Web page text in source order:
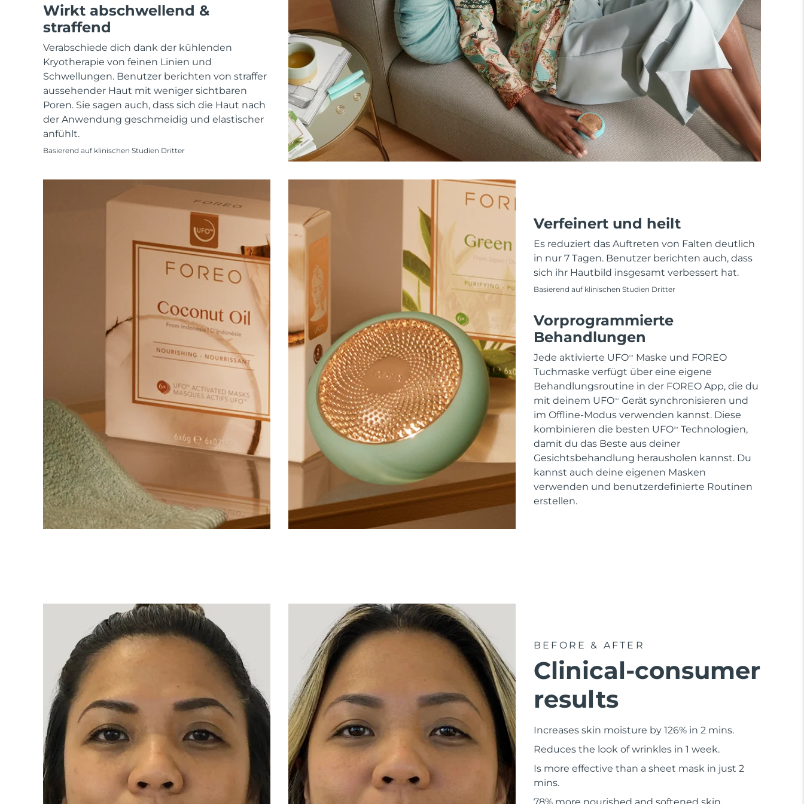
Wirkt abschwellend &
straffend
Verabschiede dich dank der kühlenden
Kryotherapie von feinen Linien und
Schwellungen. Benutzer berichten von straffer
aussehender Haut mit weniger sichtbaren
Poren. Sie sagen auch, dass sich die Haut nach
der Anwendung geschmeidig und elastischer
anfühlt.
Basierend auf klinischen Studien Dritter
Verfeinert und heilt
Es reduziert das Auftreten von Falten deutlich
in nur 7 Tagen. Benutzer berichten auch, dass
sich ihr Hautbild insgesamt verbessert hat.
Basierend auf klinischen Studien Dritter
Vorprogrammierte
Behandlungen
Jede aktivierte UFOTM
Maske und FOREO
Tuchmaske verfügt über eine eigene
Behandlungsroutine in der FOREO App, die du
mit deinem UFOTM
Gerät synchronisieren und
im Offline-Modus verwenden kannst. Diese
kombinieren die besten UFOTM
Technologien,
damit du das Beste aus deiner
Gesichtsbehandlung herausholen kannst. Du
kannst auch deine eigenen Masken
verwenden und benutzerdefinierte Routinen
erstellen.
BEFORE & AFTER
Clinical-consumer
results
Increases skin moisture by 126% in 2 mins.
Reduces the look of wrinkles in 1 week.
Is more effective than a sheet mask in just 2
mins.
All acne treatment devices
All revitalizing eye massagers
KIWI™ skincare
Advanced pore care essentials
Serum
For healthy hair
issa™ Teeth Whitening Gel
18% PAP
Kosmetik
Männer
Kaufe alles